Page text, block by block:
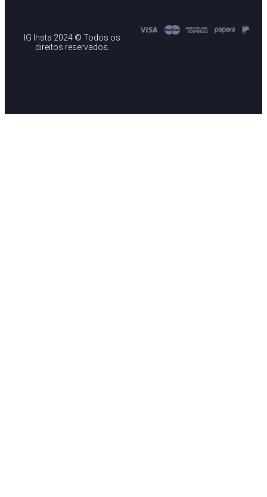
IG Insta 2024 © Todos os
direitos reservados.